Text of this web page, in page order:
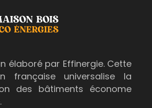
élaboré par Effinergie. Cette
française universalise la
des bâtiments économe